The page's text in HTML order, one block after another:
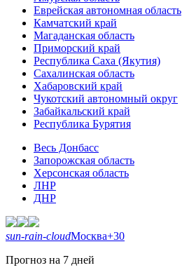
Еврейская автономная область
Камчатский край
Магаданская область
Приморский край
Республика Саха (Якутия)
Сахалинская область
Хабаровский край
Чукотский автономный округ
Забайкальский край
Республика Бурятия
Весь Донбасс
Запорожская область
Херсонская область
ЛНР
ДНР
sun-rain-cloudМосква+30
Прогноз на 7 дней